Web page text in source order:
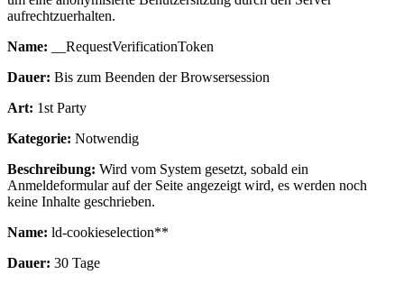
aufrechtzuerhalten.
Name: __RequestVerificationToken
Dauer: Bis zum Beenden der Browsersession
Art: 1st Party
Kategorie: Notwendig
Beschreibung: Wird vom System gesetzt, sobald ein
Anmeldeformular auf der Seite angezeigt wird, es werden noch
keine Inhalte geschrieben.
Name: ld-cookieselection**
Dauer: 30 Tage